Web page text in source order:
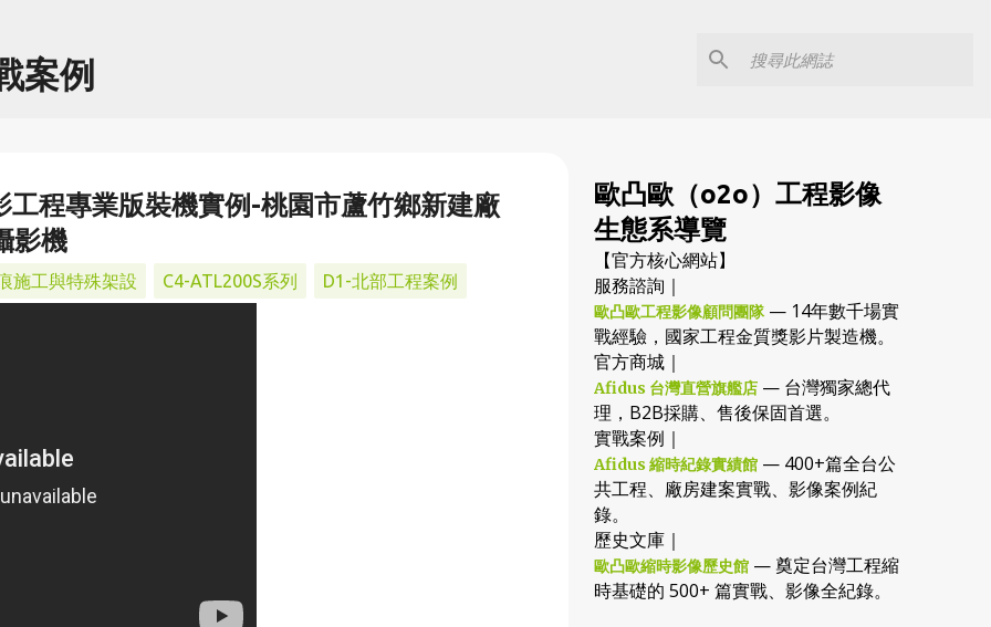
案例
程專業版裝機實例-桃園市蘆竹鄉新建廠
影機
施工與特殊架設 C4-ATL200S系列 D1-北部工程案例
歐凸歐（o2o）工程影像
生態系導覽
【官方核心網站】
服務諮詢｜
歐凸歐工程影像顧問團隊— 14年數千場實
戰經驗，國家工程金質獎影片製造機。
官方商城｜
Afidus 台灣直營旗艦店— 台灣獨家總代
理，B2B採購、售後保固首選。
實戰案例｜
Afidus 縮時紀錄實績館— 400+篇全台公
共工程、廠房建案實戰、影像案例紀
錄。
歷史文庫｜
歐凸歐縮時影像歷史館— 奠定台灣工程縮
時基礎的 500+ 篇實戰、影像全紀錄。